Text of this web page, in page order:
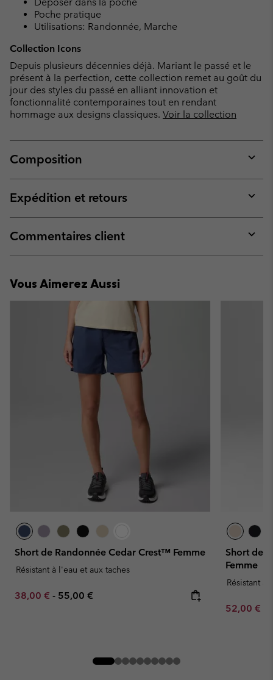
Poche pratique
Utilisations: Randonnée, Marche
Collection Icons
Depuis plusieurs décennies déjà. Mariant le passé et le
présent à la perfection, cette collection remet au goût du
jour des styles du passé en alliant innovation et
fonctionnalité contemporaines tout en rendant
hommage aux designs classiques. Voir la collection
Composition
or
Expédition et retours
or
Commentaires client
or
Vous Aimerez Aussi
Short de Randonnée Cedar Crest™ Femme
Résistant à l'eau et aux taches
Minimum sale price:
38,00 € - Maximum price:
55,00 €
Short de
Femme
Résistant à
Minimum
52,00 €